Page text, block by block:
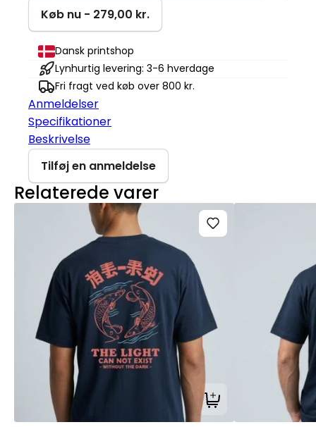
spille
Mini
Cruiser
2.0
antal
Køb nu - 279,00 kr.
Dansk printshop
Lynhurtig levering: 3-6 hverdage
Fri fragt ved køb over 800 kr.
Anmeldelser
Specifikationer
Beskrivelse
Tilføj en anmeldelse
Relaterede varer
Tilføj til kurv